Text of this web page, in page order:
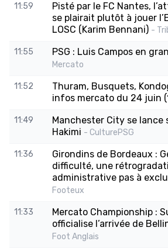
11:59
Pisté par le FC Nantes,
se plairait plutôt à jouer
LOSC (Karim Bennani) -
11:55 PSG : Luis Campos en
Mercato
11:52
Thuram, Busquets,
infos mercato du 24 juin
11:49
Manchester City se lance
Hakimi - CulturePSG
11:36
Girondins de Bordeaux :
difficulté, une
administrative pas à
Footeux
11:33
Mercato Championship :
officialise l’arrivée de
Foot Anglais